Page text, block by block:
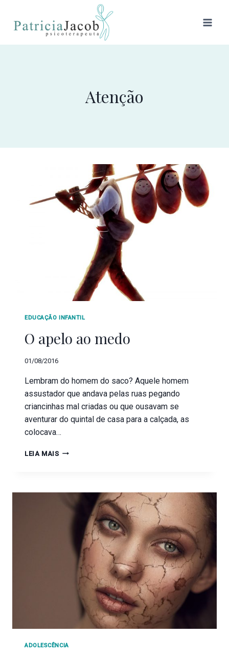
Atenção
EDUCAÇÃO INFANTIL
O apelo ao medo
01/08/2016
Lembram do homem do saco? Aquele homem
assustador que andava pelas ruas pegando
criancinhas mal criadas ou que ousavam se
aventurar do quintal de casa para a calçada, as
colocava…
LEIA MAIS
ADOLESCÊNCIA